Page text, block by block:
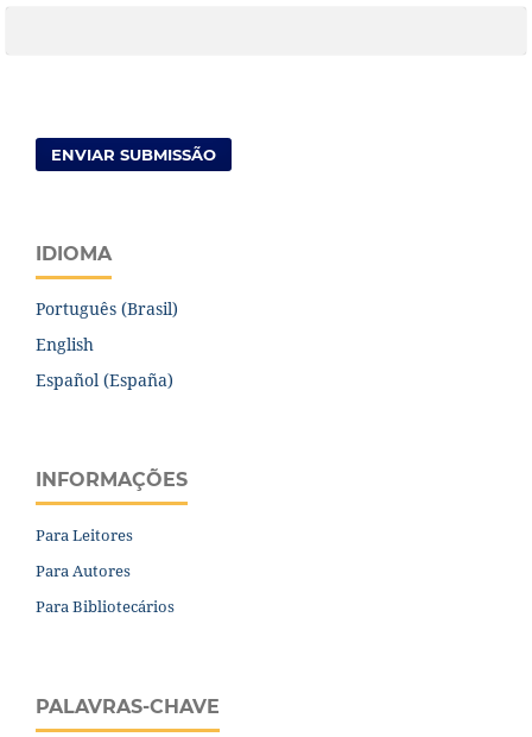
ENVIAR SUBMISSÃO
IDIOMA
Português (Brasil)
English
Español (España)
INFORMAÇÕES
Para Leitores
Para Autores
Para Bibliotecários
PALAVRAS-CHAVE